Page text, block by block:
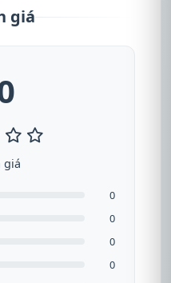
giá
giá
0
0
0
0